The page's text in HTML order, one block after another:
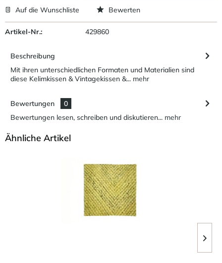
Auf die Wunschliste Bewerten
Artikel-Nr.: 429860
Beschreibung
Mit ihren unterschiedlichen Formaten und Materialien sind
diese Kelimkissen & Vintagekissen &... mehr
Bewertungen
0
Bewertungen lesen, schreiben und diskutieren... mehr
Ähnliche Artikel